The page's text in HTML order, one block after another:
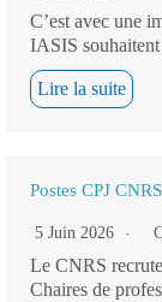
C’est avec une
IASIS souhaitent
Lire la suite
Postes CPJ CNRS
5 Juin 2026
Le CNRS
Chaires de